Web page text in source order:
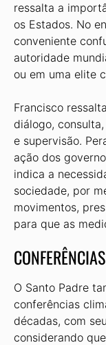
ressalta a
os Estados. No
conveniente
autoridade
ou em uma elite
Francisco
diálogo,
e supervisão.
ação dos
indica a
sociedade, por
movimentos,
para que as
O Santo Padre
conferências
décadas, com
considerando